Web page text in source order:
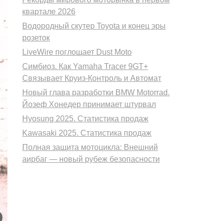
квартале 2026
Водородный скутер Toyota и конец эры
розеток
LiveWire поглощает Dust Moto
Симбиоз. Как Yamaha Tracer 9GT+
Связывает Круиз-Контроль и Автомат
Новый глава разработки BMW Motorrad.
Йозеф Хонедер принимает штурвал
Hyosung 2025. Статистика продаж
Kawasaki 2025. Статистика продаж
Полная защита мотоцикла: Внешний
аирбаг — новый рубеж безопасности